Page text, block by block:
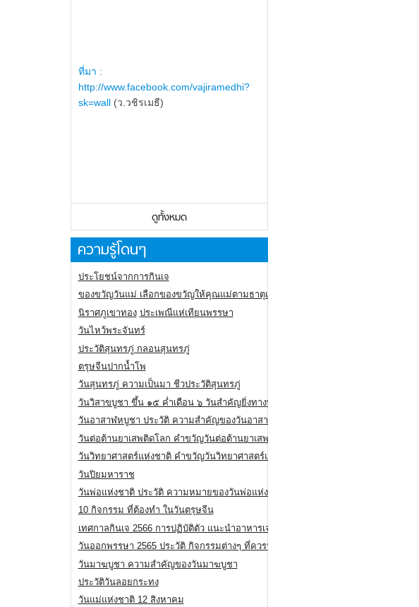
ที่มา :
http://www.facebook.com/vajiramedhi?
sk=wall (ว.วชิรเมธี)
ดูทั้งหมด
ความรู้โดนๆ
ประโยชน์จากการกินเจ
ของขวัญวันแม่ เลือกของขวัญให้คุณแม่ตามธาตุเกิด
นิราศภูเขาทอง ประเพณีแห่เทียนพรรษา
วันไหว้พระจันทร์
ประวัติสุนทรภู่ กลอนสุนทรภู่
ตรุษจีนปากน้ำโพ
วันสุนทรภู่ ความเป็นมา ชีวประวัติสุนทรภู่
วันวิสาขบูชา ขึ้น ๑๕ ค่ำเดือน ๖ วันสำคัญยิ่งทางพระพุทธศาสนา
วันอาสาฬหบูชา ประวัติ ความสําคัญของวันอาสาฬหบูชา
วันต่อต้านยาเสพติดโลก คำขวัญวันต่อต้านยาเสพติดสากล
วันวิทยาศาสตร์แห่งชาติ คำขวัญวันวิทยาศาสตร์แห่งชาติ
วันปิยมหาราช
วันพ่อแห่งชาติ ประวัติ ความหมายของวันพ่อแห่งชาติ
10 กิจกรรม ที่ต้องทำ ในวันตรุษจีน
เทศกาลกินเจ 2566 การปฏิบัติตัว แนะนำอาหารเจ
วันออกพรรษา 2565 ประวัติ กิจกรรมต่างๆ ที่ควรปฏิบัติ
วันมาฆบูชา ความสำคัญของวันมาฆบูชา
ประวัติวันลอยกระทง
วันแม่แห่งชาติ 12 สิงหาคม